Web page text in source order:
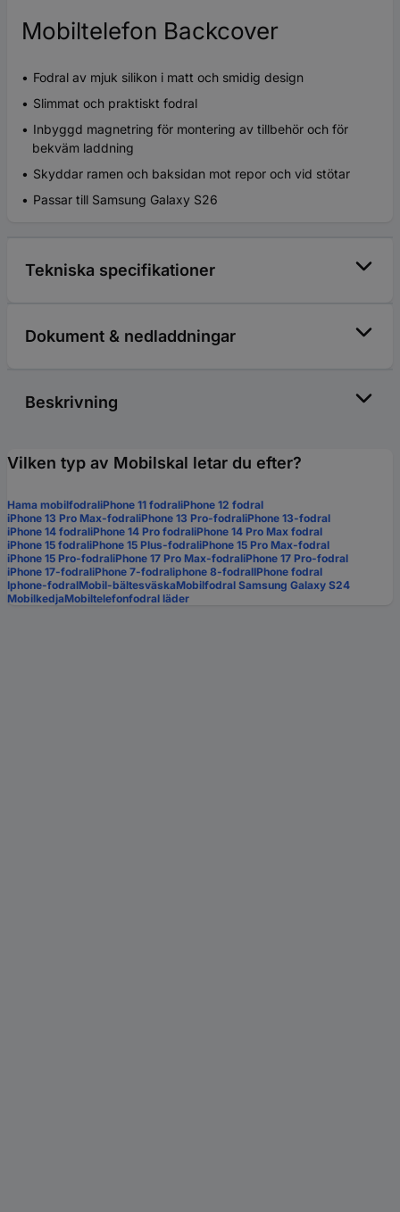
Mobiltelefon Backcover
Fodral av mjuk silikon i matt och smidig design
Slimmat och praktiskt fodral
Inbyggd magnetring för montering av tillbehör och för
bekväm laddning
Skyddar ramen och baksidan mot repor och vid stötar
Passar till Samsung Galaxy S26
Tekniska specifikationer
Dokument & nedladdningar
Beskrivning
Vilken typ av Mobilskal letar du efter?
Hama mobilfodraliPhone 11 fodraliPhone 12 fodral
iPhone 13 Pro Max-fodraliPhone 13 Pro-fodraliPhone 13-fodral
iPhone 14 fodraliPhone 14 Pro fodraliPhone 14 Pro Max fodral
iPhone 15 fodraliPhone 15 Plus-fodraliPhone 15 Pro Max-fodral
iPhone 15 Pro-fodraliPhone 17 Pro Max-fodraliPhone 17 Pro-fodral
iPhone 17-fodraliPhone 7-fodraliphone 8-fodralIPhone fodral
Iphone-fodralMobil-bältesväskaMobilfodral Samsung Galaxy S24
MobilkedjaMobiltelefonfodral läder